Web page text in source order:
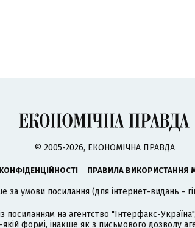
© 2005-2026, ЕКОНОМІЧНА ПРАВДА
ПРАВИЛА ВИКОРИСТАННЯ
за умови посилання (для інтернет-видань -
посиланням на агентство "Інтерфакс-Україна"
формі, інакше як з письмового дозволу